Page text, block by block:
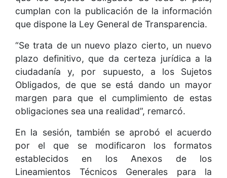
cumplan con la publicación de la información
que dispone la Ley General de Transparencia.
“Se trata de un nuevo plazo cierto, un nuevo
plazo definitivo, que da certeza jurídica a la
ciudadanía y, por supuesto, a los Sujetos
Obligados, de que se está dando un mayor
margen para que el cumplimiento de estas
obligaciones sea una realidad”, remarcó.
En la sesión, también se aprobó el acuerdo
por el que se modificaron los formatos
establecidos en los Anexos de los
Lineamientos Técnicos Generales para la